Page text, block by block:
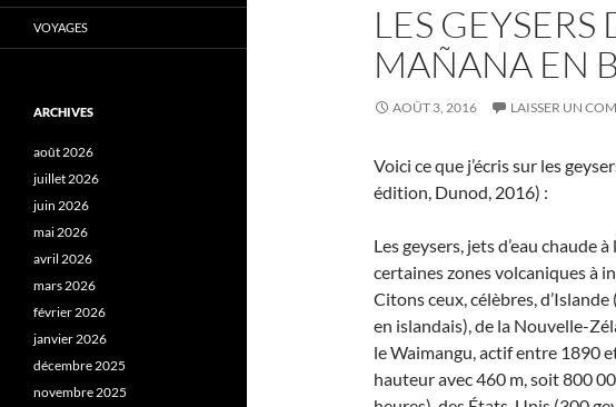
LES GEYSERS
MAÑANA EN
AOÛT 3, 2016 LAISSER UN
Voici ce que j’écris sur les
édition, Dunod, 2016) :
Les geysers, jets d’eau chaude
certaines zones volcaniques à
Citons ceux, célèbres,
en islandais), de la Nouvelle-
le Waimangu, actif entre 1890
hauteur avec 460 m, soit 800
VOYAGES
ARCHIVES
août 2026
juillet 2026
juin 2026
mai 2026
avril 2026
mars 2026
février 2026
janvier 2026
décembre 2025
novembre 2025